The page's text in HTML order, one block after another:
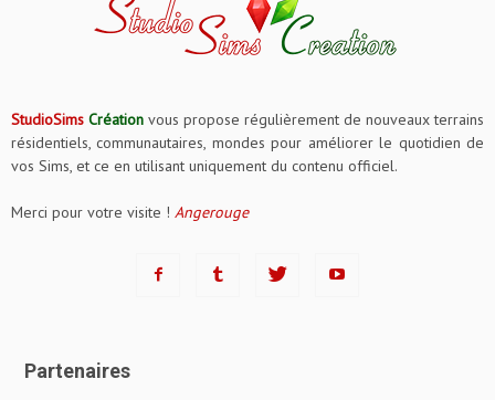
StudioSims Création vous propose régulièrement de nouveaux terrains
résidentiels, communautaires, mondes pour améliorer le quotidien de
vos Sims, et ce en utilisant uniquement du contenu officiel.
Merci pour votre visite ! Angerouge
Partenaires